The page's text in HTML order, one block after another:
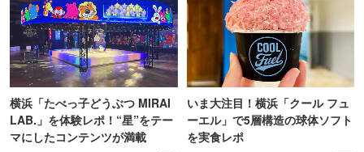
横浜「たべっ子どうぶつ MIRAI
LAB.」を体験レポ！“星”をテー
マにしたコンテンツが満載
いま大注目！横浜「クール フュ
ーエル」で5層構造の球体ソフト
を実食レポ